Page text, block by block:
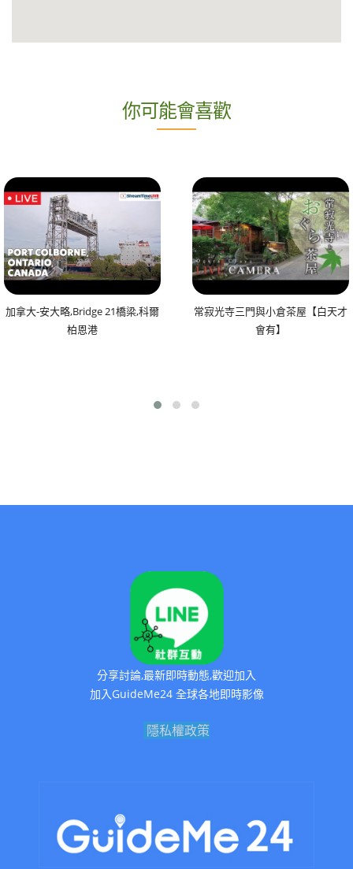
你可能會喜歡
加拿大-安大略,Bridge 21橋梁,科爾
柏恩港
常寂光寺三門與小倉茶屋【白天才
會有】
分享討論,最新即時動態,歡迎加入
加入GuideMe24 全球各地即時影像
隱私權政策